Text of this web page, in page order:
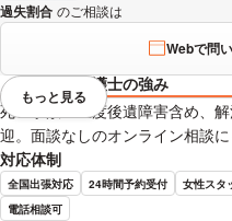
過失割合 のご相談は
Webで問
弁護士の強み
死亡事故・重度後遺障害含め、
迎。面談なしのオンライン相談に
対応体制
全国出張対応 24時間予約受付 女性スタ
電話相談可
視覚的に省略されている要素
もっと見る